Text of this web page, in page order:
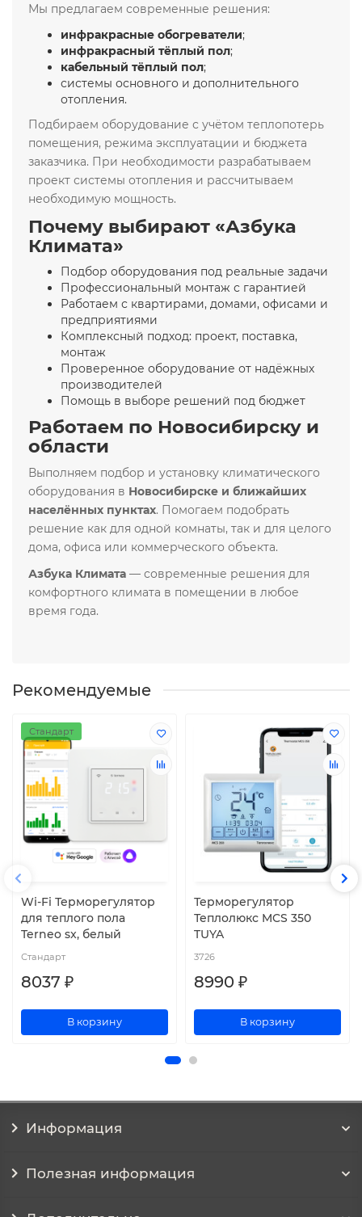
Мы предлагаем современные решения:
инфракрасные обогреватели;
инфракрасный тёплый пол;
кабельный тёплый пол;
системы основного и дополнительного
отопления.
Подбираем оборудование с учётом теплопотерь
помещения, режима эксплуатации и бюджета
заказчика. При необходимости разрабатываем
проект системы отопления и рассчитываем
необходимую мощность.
Почему выбирают «Азбука
Климата»
Подбор оборудования под реальные задачи
Профессиональный монтаж с гарантией
Работаем с квартирами, домами, офисами и
предприятиями
Комплексный подход: проект, поставка,
монтаж
Проверенное оборудование от надёжных
производителей
Помощь в выборе решений под бюджет
Работаем по Новосибирску и
области
Выполняем подбор и установку климатического
оборудования в Новосибирске и ближайших
населённых пунктах. Помогаем подобрать
решение как для одной комнаты, так и для целого
дома, офиса или коммерческого объекта.
Азбука Климата — современные решения для
комфортного климата в помещении в любое
время года.
Рекомендуемые
Стандарт
Wi-Fi Терморегулятор
для теплого пола
Terneo sx, белый
Стандарт
8037 ₽
В корзину
Терморегулятор
Теплолюкс MCS 350
TUYA
3726
8990 ₽
В корзину
Информация
Полезная информация